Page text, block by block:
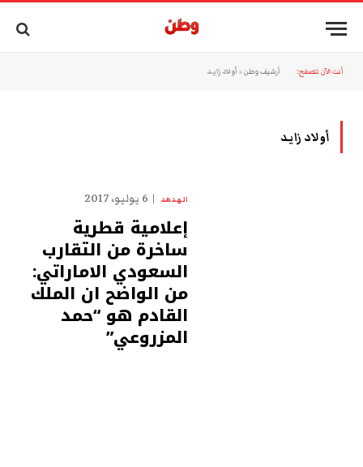
أنت الآن تتصفح: أرشيف وطن » أولاد زايد
أولاد زايد
الهدهد 6 يوليو، 2017
إعلامية قطرية
ساخرة من التقارب
السعودي الاماراتي:
من الواضح ان الملك
القادم هو “حمد
المزروعي”